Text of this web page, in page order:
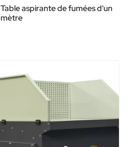
Table aspirante de fumées d'un
mètre